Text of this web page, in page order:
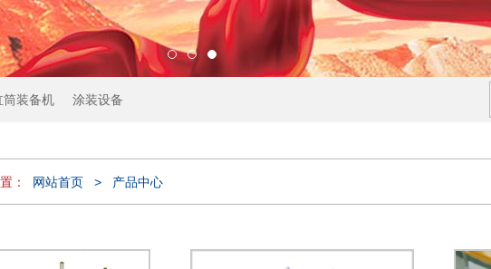
筒装备机 涂装设备
： 网站首页 > 产品中心